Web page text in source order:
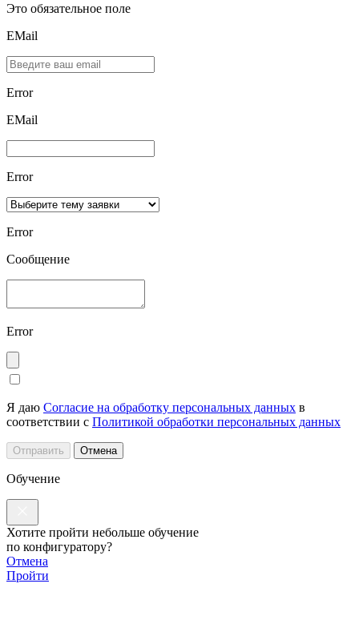
Это обязательное поле
EMail
Error
ЕMаil
Error
Error
Сообщение
Error
Я даю Согласие на обработку персональных данных в
соответствии с Политикой обработки персональных данных
Отправить Отмена
Обучение
Хотите пройти небольше обучение
по конфигуратору?
Отмена
Пройти